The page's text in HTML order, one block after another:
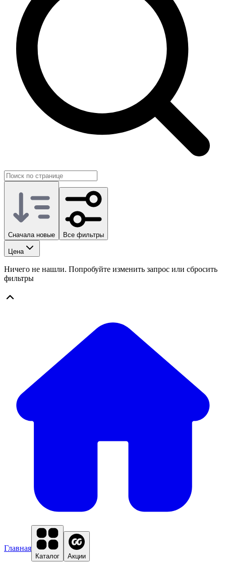
Сначала новые Все фильтры
Цена
Ничего не нашли. Попробуйте изменить запрос или сбросить
фильтры
Главная
Каталог Акции